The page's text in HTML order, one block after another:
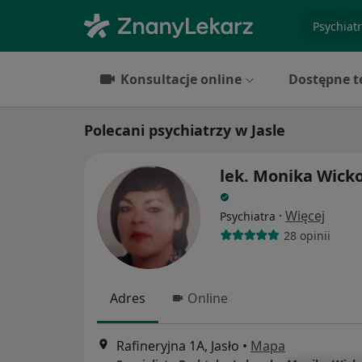
Konsultacje online Dostępne
Polecani psychiatrzy w Jasle
lek. Monika
Psychiatra · Więcej
28 opinii
Adres Online
Rafineryjna 1A, Jasło • Mapa